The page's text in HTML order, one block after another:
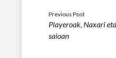
Previous Post
Playeroak, Naxari
saioan